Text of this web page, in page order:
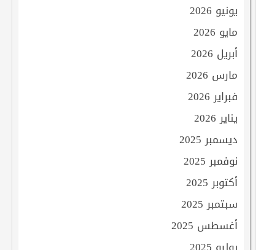
يونيو 2026
مايو 2026
أبريل 2026
مارس 2026
فبراير 2026
يناير 2026
ديسمبر 2025
نوفمبر 2025
أكتوبر 2025
سبتمبر 2025
أغسطس 2025